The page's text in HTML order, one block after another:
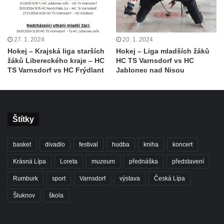
27. 1. 2024
Hokej – Krajská liga starších
žáků Libereckého kraje – HC
TS Varnsdorf vs HC Frýdlant
20. 1. 2024
Hokej – Liga mladších žáků
HC TS Varnsdorf vs HC
Jablonec nad Nisou
Štítky
basket divadlo festival hudba kniha koncert
Krásná Lípa Loreta muzeum přednáška představení
Rumburk sport Varnsdorf výstava Česká Lípa
Šluknov škola